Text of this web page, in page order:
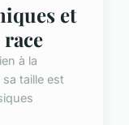
et
à la
taille est